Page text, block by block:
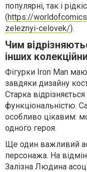
популярні, так і
(https://
zeleznyi-celovek/).
Чим
інших
Фігурки Iron Man
завдяки дизайну
Старка
функціональністю.
особливо цікавим:
одного героя.
Ще один важливий
персонажа. На
Залізна Людина